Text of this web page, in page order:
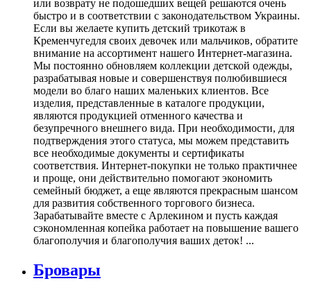
или возврату не подошедших вещей решаются очень
быстро и в соответствии с законодательством Украины.
Если вы желаете купить детский трикотаж в
Кременчугедля своих девочек или мальчиков, обратите
внимание на ассортимент нашего Интернет-магазина.
Мы постоянно обновляем коллекции детской одежды,
разрабатывая новые и совершенствуя полюбившиеся
модели во благо наших маленьких клиентов. Все
изделия, представленные в каталоге продукции,
являются продукцией отменного качества и
безупречного внешнего вида. При необходимости, для
подтверждения этого статуса, мы можем представить
все необходимые документы и сертификаты
соответствия. Интернет-покупки не только практичнее
и проще, они действительно помогают экономить
семейный бюджет, а еще являются прекрасным шансом
для развития собственного торгового бизнеса.
Зарабатывайте вместе с Арлекином и пусть каждая
сэкономленная копейка работает на повышение вашего
благополучия и благополучия ваших деток! ...
Бровары